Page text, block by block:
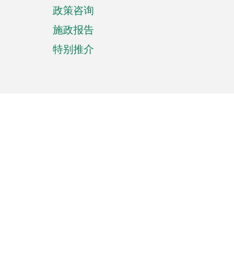
政策咨询
施政报告
特别推介